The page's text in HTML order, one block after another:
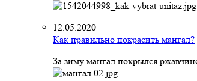
12.05.2020
Как правильно покрасить мангал?
За зиму мангал покрылся